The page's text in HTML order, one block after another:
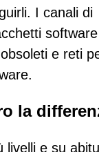
I canali di
software
e reti
la
livelli e su